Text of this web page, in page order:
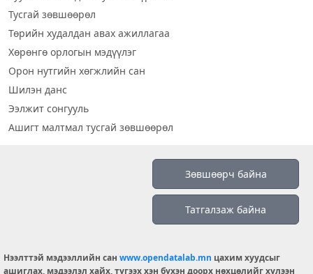
Тусгай зөвшөөрөл
Төрийн худалдан авах ажиллагаа
Хөрөнгө орлогын мэдүүлэг
Орон нутгийн хөгжлийн сан
Шилэн данс
Ээлжит сонгууль
Ашигт малтмал тусгай зөвшөөрөл
info@opendatalab.mn
Зөвшөөрч байна
Татгалзаж байна
Нээлттэй мэдээллийн сан www.opendatalab.mn цахим хуудсыг
ашиглах, мэдээлэл хайх, түгээх хэн бүхэн доорх нөхцөлийг хүлээн